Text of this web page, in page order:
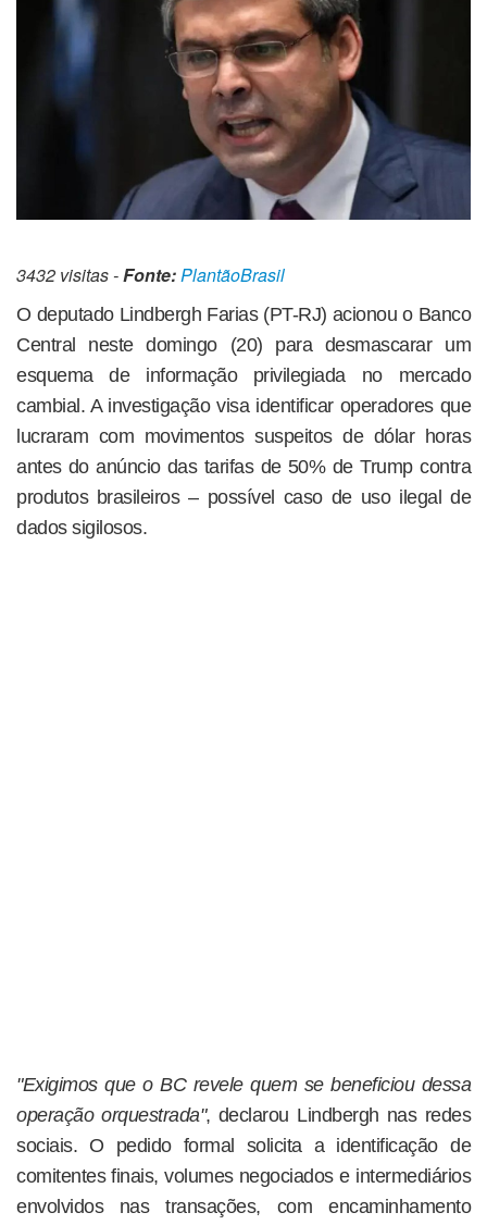
3432 visitas -Fonte:PlantãoBrasil
O deputado Lindbergh Farias (PT-RJ) acionou o Banco
Central neste domingo (20) para desmascarar um
esquema de informação privilegiada no mercado
cambial. A investigação visa identificar operadores que
lucraram com movimentos suspeitos de dólar horas
antes do anúncio das tarifas de 50% de Trump contra
produtos brasileiros – possível caso de uso ilegal de
dados sigilosos.
"Exigimos que o BC revele quem se beneficiou dessa
operação orquestrada", declarou Lindbergh nas redes
sociais. O pedido formal solicita a identificação de
comitentes finais, volumes negociados e intermediários
envolvidos nas transações, com encaminhamento